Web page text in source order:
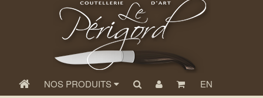
NOS PRODUITS EN